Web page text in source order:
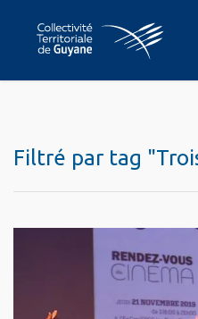
Filtré par tag